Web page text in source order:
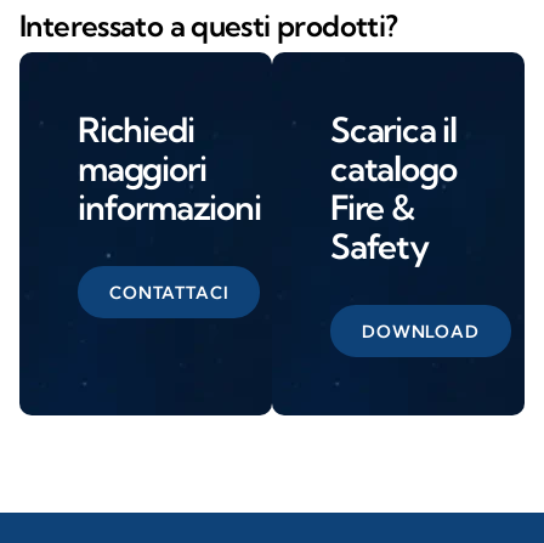
Interessato a questi prodotti?
Richiedi
maggiori
informazioni
CONTATTACI
Scarica il
catalogo
Fire &
Safety
DOWNLOAD